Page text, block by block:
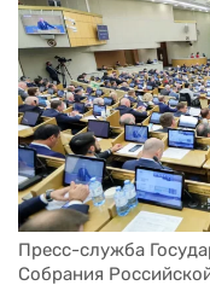
Пресс-служба
Собрания